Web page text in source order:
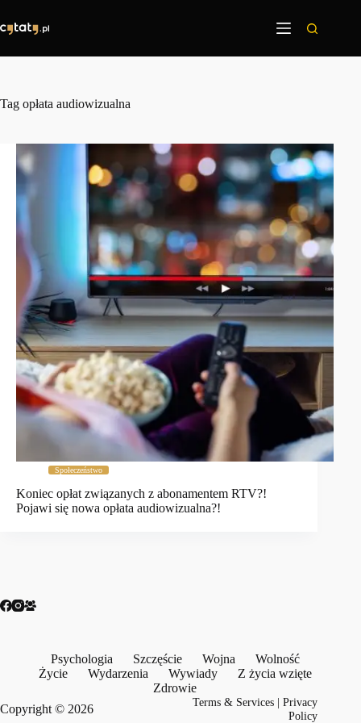
treści
Tag opłata audiowizualna
Społeczeństwo
Koniec opłat związanych z abonamentem RTV?!
Pojawi się nowa opłata audiowizualna?!
Psychologia Szczęście Wojna
Wolność
Życie
Wydarzenia Wywiady
Z życia wzięte
Zdrowie
Copyright © 2026
Terms & Services |Privacy
Policy